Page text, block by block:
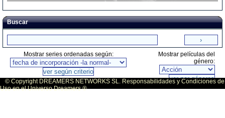
Buscar
Mostrar series ordenadas según:
Mostrar películas del
género:
© Copyright DREAMERS NETWORKS SL. Responsabilidades y Condiciones de
Uso en el Universo Dreamers ®